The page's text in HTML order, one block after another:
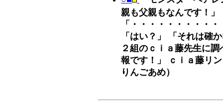
親も父親もなんです！」
「・・・・・・・・・
「はい？」 「それは確
２組のｃｉａ藤先生に
報です！」 ｃｉａ藤リ
りんごあめ）